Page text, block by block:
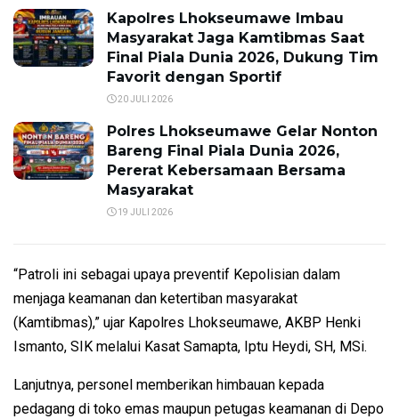
Kapolres Lhokseumawe Imbau
Masyarakat Jaga Kamtibmas Saat
Final Piala Dunia 2026, Dukung Tim
Favorit dengan Sportif
20 JULI 2026
Polres Lhokseumawe Gelar Nonton
Bareng Final Piala Dunia 2026,
Pererat Kebersamaan Bersama
Masyarakat
19 JULI 2026
“Patroli ini sebagai upaya preventif Kepolisian dalam
menjaga keamanan dan ketertiban masyarakat
(Kamtibmas),” ujar Kapolres Lhokseumawe, AKBP Henki
Ismanto, SIK melalui Kasat Samapta, Iptu Heydi, SH, MSi.
Lanjutnya, personel memberikan himbauan kepada
pedagang di toko emas maupun petugas keamanan di Depo